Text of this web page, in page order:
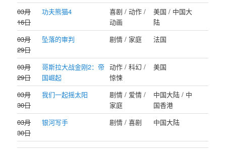
03月
16日
功夫熊猫4
喜剧 / 动作 /
动画
美国 / 中国大
陆
03月
29日
坠落的审判 剧情 / 家庭 法国
03月
29日
哥斯拉大战金刚2：帝
国崛起
动作 / 科幻 /
惊悚
美国
03月
30日
我们一起摇太阳
剧情 / 爱情 /
家庭
中国大陆 / 中
国香港
03月
30日
银河写手 剧情 / 喜剧 中国大陆